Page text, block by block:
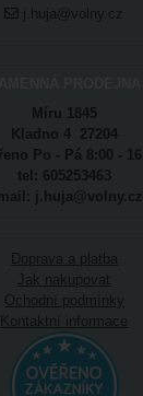
j.huja@volny.cz
Míru 1845
Kladno 4 27204
Po - Pá 8:00 -
tel: 605253463
j.huja@volny.cz
Doprava a platba
Jak nakupovat
Ochodní podmínky
Kontaktní informace